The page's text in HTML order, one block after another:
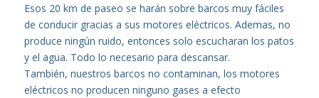
Esos 20 km de paseo se harán sobre barcos muy fáciles
de conducir gracias a sus motores eléctricos. Ademas, no
produce ningún ruido, entonces solo escucharan los patos
y el agua. Todo lo necesario para descansar.
También, nuestros barcos no contaminan, los motores
eléctricos no producen ninguno gases a efecto